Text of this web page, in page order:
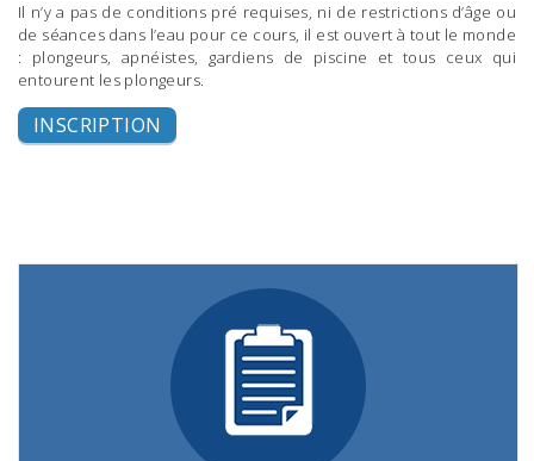
Il n’y a pas de conditions pré requises, ni de restrictions d’âge ou
de séances dans l’eau pour ce cours, il est ouvert à tout le monde
: plongeurs, apnéistes, gardiens de piscine et tous ceux qui
entourent les plongeurs.
INSCRIPTION